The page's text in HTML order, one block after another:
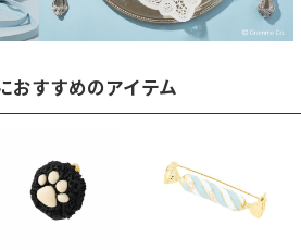
おすすめのアイテム